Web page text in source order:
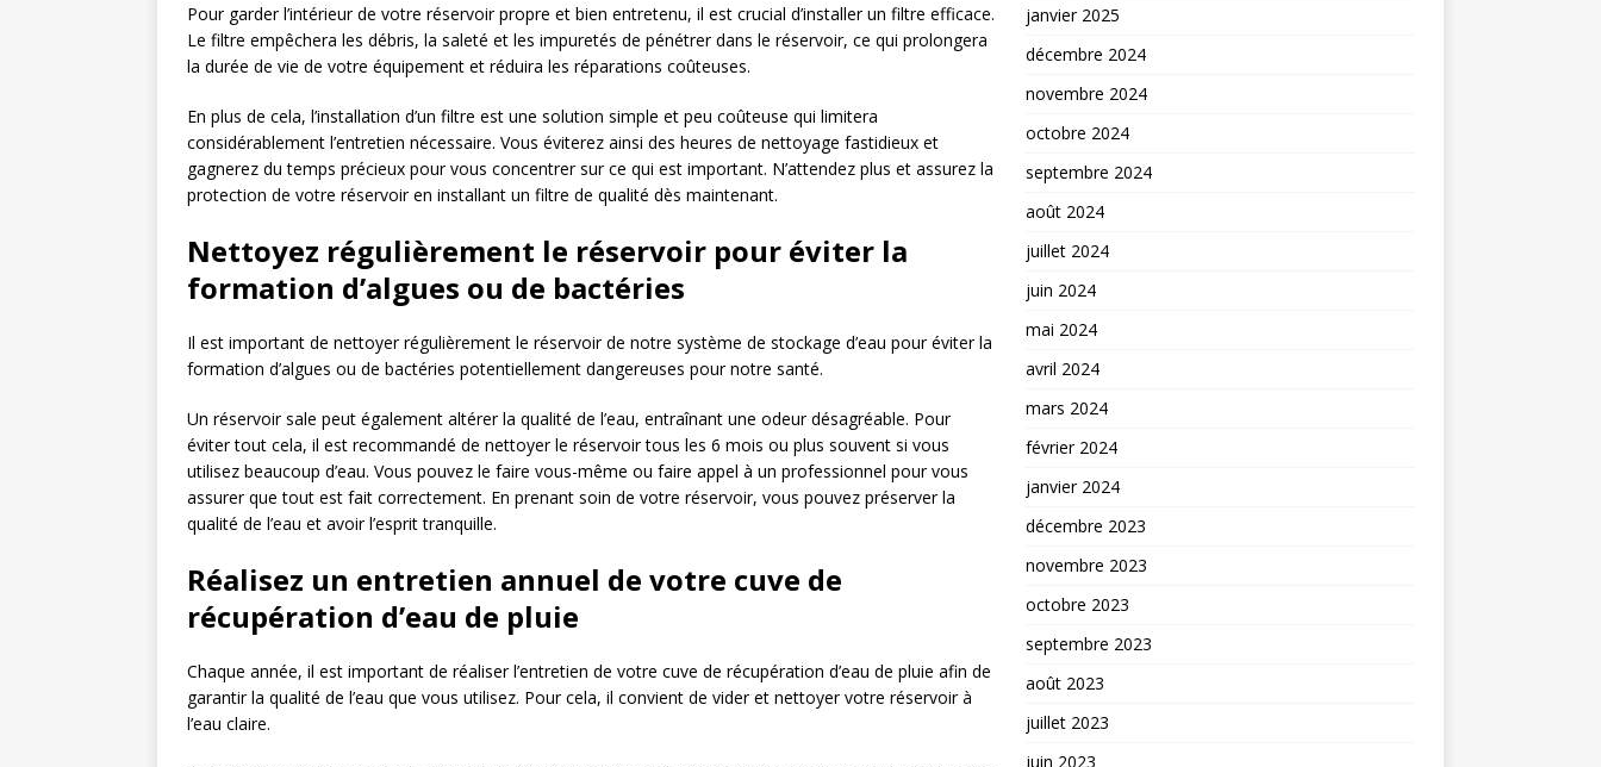
Pour garder l’intérieur de votre réservoir propre et bien entretenu, il est crucial d’installer un filtre efficace.
Le filtre empêchera les débris, la saleté et les impuretés de pénétrer dans le réservoir, ce qui prolongera
la durée de vie de votre équipement et réduira les réparations coûteuses.
En plus de cela, l’installation d’un filtre est une solution simple et peu coûteuse qui limitera
considérablement l’entretien nécessaire. Vous éviterez ainsi des heures de nettoyage fastidieux et
gagnerez du temps précieux pour vous concentrer sur ce qui est important. N’attendez plus et assurez la
protection de votre réservoir en installant un filtre de qualité dès maintenant.
Nettoyez régulièrement le réservoir pour éviter la
formation d’algues ou de bactéries
Il est important de nettoyer régulièrement le réservoir de notre système de stockage d’eau pour éviter la
formation d’algues ou de bactéries potentiellement dangereuses pour notre santé.
Un réservoir sale peut également altérer la qualité de l’eau, entraînant une odeur désagréable. Pour
éviter tout cela, il est recommandé de nettoyer le réservoir tous les 6 mois ou plus souvent si vous
utilisez beaucoup d’eau. Vous pouvez le faire vous-même ou faire appel à un professionnel pour vous
assurer que tout est fait correctement. En prenant soin de votre réservoir, vous pouvez préserver la
qualité de l’eau et avoir l’esprit tranquille.
Réalisez un entretien annuel de votre cuve de
récupération d’eau de pluie
Chaque année, il est important de réaliser l’entretien de votre cuve de récupération d’eau de pluie afin de
garantir la qualité de l’eau que vous utilisez. Pour cela, il convient de vider et nettoyer votre réservoir à
l’eau claire.
janvier 2025
décembre 2024
novembre 2024
octobre 2024
septembre 2024
août 2024
juillet 2024
juin 2024
mai 2024
avril 2024
mars 2024
février 2024
janvier 2024
décembre 2023
novembre 2023
octobre 2023
septembre 2023
août 2023
juillet 2023
juin 2023